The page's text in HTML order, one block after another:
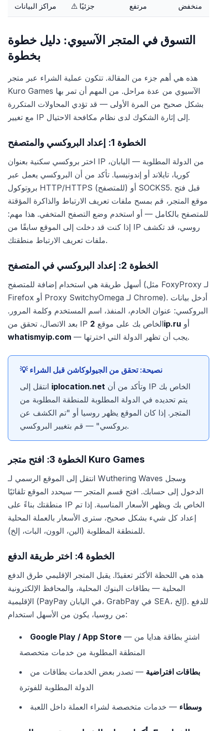
مراكز البيانات ⚠️ جزئيًا مرتفع منخفض
التسوق في المتجر الآسيوي: دليل خطوة
بخطوة
هذه هي أهم جزء من المقالة. تتكون عملية الشراء عبر متجر
Kuro Games الآسيوي من عدة مراحل. من المهم أن تمر بها
بشكل صحيح من المرة الأولى — قد تؤدي المحاولات المتكررة
مع تغيير IP إلى إثارة الشكوك لدى نظام مكافحة الاحتيال.
الخطوة 1: إعداد البروكسي والمتصفح
اختر بروكسي سكنية بعنوان IP من الدولة المطلوبة — اليابان،
كوريا، تايلاند أو إندونيسيا. تأكد من أن البروكسي يعمل عبر
بروتوكول HTTP/HTTPS (للمتصفح) أو SOCKS5. قبل فتح
موقع المتجر، قم بمسح ملفات تعريف الارتباط والذاكرة المؤقتة
للمتصفح بالكامل — أو استخدم وضع التصفح المتخفي. هذا مهم:
إذا كنت قد دخلت إلى الموقع سابقًا من IP روسي، قد تكشف
ملفات تعريف الارتباط منطقتك.
الخطوة 2: إعداد البروكسي في المتصفح
أسهل طريقة هي استخدام إضافة للمتصفح (مثل FoxyProxy لـ
Firefox أو Proxy SwitchyOmega لـ Chrome). أدخل بيانات
البروكسي: عنوان الخادم، المنفذ، اسم المستخدم وكلمة المرور.
بعد الاتصال، تحقق من IP الخاص بك على موقع2ip.ru أو
whatismyip.com
— يجب أن تظهر الدولة التي اخترتها.
💡 نصيحة: تحقق من الجيولوكاشن قبل الشراء
iplocation.net
يتم تحديده في الدولة المطلوبة للمنطقة المطلوبة من
المتجر. إذا كان الموقع يظهر روسيا أو "تم الكشف عن
بروكسي" — قم بتغيير البروكسي.
الخطوة 3: افتح متجر Kuro Games
انتقل إلى الموقع الرسمي لـ Wuthering Waves وسجل
الدخول إلى حسابك. افتح قسم المتجر — سيحدد الموقع تلقائيًا
منطقتك بناءً على IP الخاص بك ويظهر الأسعار المناسبة. إذا تم
إعداد كل شيء بشكل صحيح، سترى الأسعار بالعملة المحلية
للمنطقة المطلوبة (الين، الوون، البات، إلخ).
الخطوة 4: اختر طريقة الدفع
هذه هي اللحظة الأكثر تعقيدًا. يقبل المتجر الإقليمي طرق الدفع
المحلية — بطاقات البنوك المحلية، والمحافظ الإلكترونية
الإقليمية (PayPay في اليابان، GrabPay في SEA، إلخ). للدفع
من روسيا، يكون من الأسهل استخدام:
Google Play / App Store — اشترِ بطاقة هدايا من
المنطقة المطلوبة من خدمات متخصصة
بطاقات افتراضية — تصدر بعض الخدمات بطاقات من
الدولة المطلوبة للفوترة
وسطاء — خدمات متخصصة لشراء العملة داخل اللعبة